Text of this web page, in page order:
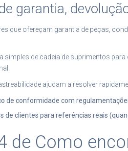
garantia,
que ofereçam garantia de peças,
simples de cadeia de suprimentos
ajudam a resolver
de conformidade com
de clientes para referências reais
de Como